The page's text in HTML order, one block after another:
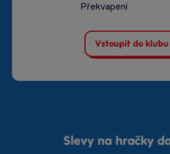
Překvapení
Vstoupit do klubu
Slevy na hračky